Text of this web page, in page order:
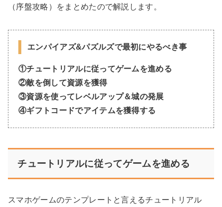
（序盤攻略）をまとめたので解説します。
エンパイアズ&パズルズで最初にやるべき事
①チュートリアルに従ってゲームを進める
②敵を倒して資源を獲得
③資源を使ってレベルアップ＆城の発展
④ギフトコードでアイテムを獲得する
チュートリアルに従ってゲームを進める
スマホゲームのテンプレートと言えるチュートリアル